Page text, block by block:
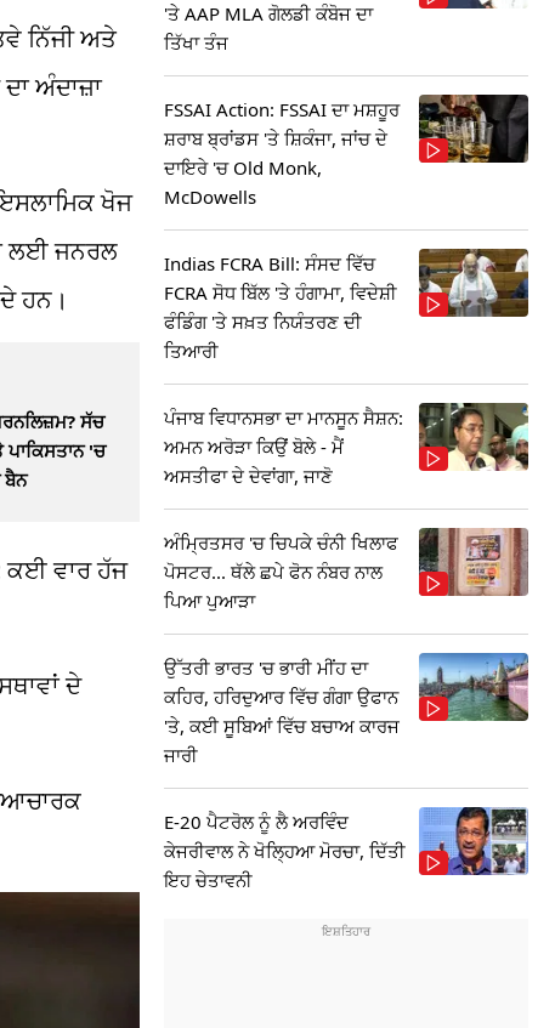
ਨਿੱਜੀਅਤੇ
ਦਾ ਅੰਦਾਜ਼ਾ
ਖੋਜ
ਲਈ ਜਨਰਲ
ਹਨ।
ਸੱਚ
'ਚ
ਬੈਨ
ਕਈ ਵਾਰ ਹੱਜ
ਦੇ
'ਤੇ AAP MLA ਗੋਲਡੀ ਕੰਬੋਜ ਦਾ
ਤਿੱਖਾ ਤੰਜ
FSSAI Action: FSSAI ਦਾ ਮਸ਼ਹੂਰ
ਸ਼ਰਾਬ ਬ੍ਰਾਂਡਸ 'ਤੇ ਸ਼ਿਕੰਜਾ, ਜਾਂਚ ਦੇ
ਦਾਇਰੇ 'ਚ Old Monk,
McDowells
Indias FCRA Bill: ਸੰਸਦ ਵਿੱਚ
FCRA ਸੋਧ ਬਿੱਲ 'ਤੇ ਹੰਗਾਮਾ, ਵਿਦੇਸ਼ੀ
ਫੰਡਿੰਗ 'ਤੇ ਸਖ਼ਤ ਨਿਯੰਤਰਣ ਦੀ
ਤਿਆਰੀ
ਪੰਜਾਬ ਵਿਧਾਨਸਭਾ ਦਾ ਮਾਨਸੂਨ ਸੈਸ਼ਨ:
ਅਮਨ ਅਰੋੜਾ ਕਿਉਂ ਬੋਲੇ - ਮੈਂ
ਅਸਤੀਫਾ ਦੇ ਦੇਵਾਂਗਾ, ਜਾਣੋ
ਅੰਮ੍ਰਿਤਸਰ 'ਚ ਚਿਪਕੇ ਚੰਨੀ ਖਿਲਾਫ
ਪੋਸਟਰ... ਥੱਲੇ ਛਪੇ ਫੋਨ ਨੰਬਰ ਨਾਲ
ਪਿਆ ਪੁਆੜਾ
ਉੱਤਰੀ ਭਾਰਤ 'ਚ ਭਾਰੀ ਮੀਂਹ ਦਾ
ਕਹਿਰ, ਹਰਿਦੁਆਰ ਵਿੱਚ ਗੰਗਾ ਉਫਾਨ
'ਤੇ, ਕਈ ਸੂਬਿਆਂ ਵਿੱਚ ਬਚਾਅ ਕਾਰਜ
ਜਾਰੀ
E-20 ਪੈਟਰੋਲ ਨੂੰ ਲੈ ਅਰਵਿੰਦ
ਕੇਜਰੀਵਾਲ ਨੇ ਖੋਲ੍ਹਿਆ ਮੋਰਚਾ, ਦਿੱਤੀ
ਇਹ ਚੇਤਾਵਨੀ